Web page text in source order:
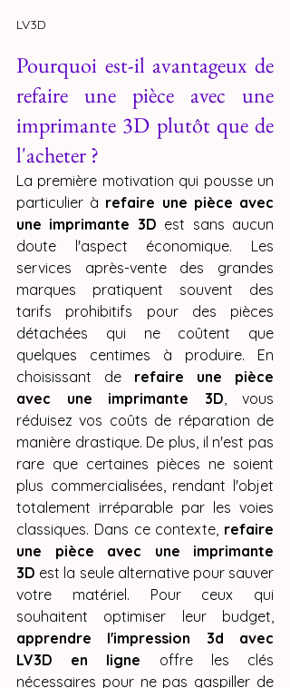
LV3D
Pourquoi est-il avantageux de
refaire une pièce avec une
imprimante 3D plutôt que de
l'acheter ?
La première motivation qui pousse un
particulier à refaire une pièce avec
une imprimante 3D est sans aucun
doute l'aspect économique. Les
services après-vente des grandes
marques pratiquent souvent des
tarifs prohibitifs pour des pièces
détachées qui ne coûtent que
quelques centimes à produire. En
choisissant de refaire une pièce
avec une imprimante 3D, vous
réduisez vos coûts de réparation de
manière drastique. De plus, il n'est pas
rare que certaines pièces ne soient
plus commercialisées, rendant l'objet
totalement irréparable par les voies
classiques. Dans ce contexte, refaire
une pièce avec une imprimante
3D est la seule alternative pour sauver
votre matériel. Pour ceux qui
apprendre l'impression 3d avec
LV3D en ligne offre les clés
nécessaires pour ne pas gaspiller de